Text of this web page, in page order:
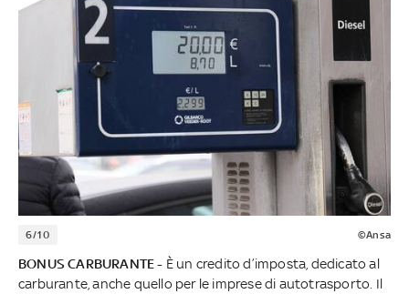
6/10 ©Ansa
BONUS CARBURANTE - È un credito d’imposta, dedicato al
carburante, anche quello per le imprese di autotrasporto. Il